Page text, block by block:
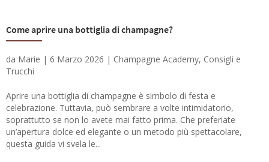
Come aprire una bottiglia di champagne?
da Marie | 6 Marzo 2026 | Champagne Academy, Consigli e
Trucchi
Aprire una bottiglia di champagne è simbolo di festa e
celebrazione. Tuttavia, può sembrare a volte intimidatorio,
soprattutto se non lo avete mai fatto prima. Che preferiate
un’apertura dolce ed elegante o un metodo più spettacolare,
questa guida vi svela le...